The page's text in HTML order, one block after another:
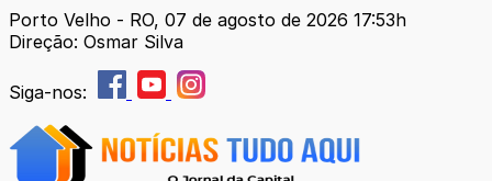
Porto Velho - RO, 07 de agosto de 2026 17:53h
Direção: Osmar Silva
Siga-nos: